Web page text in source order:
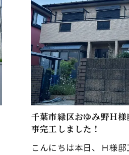
千葉市緑区おゆみ野Ｈ
事完工しました！
こんにちは本日、Ｈ様